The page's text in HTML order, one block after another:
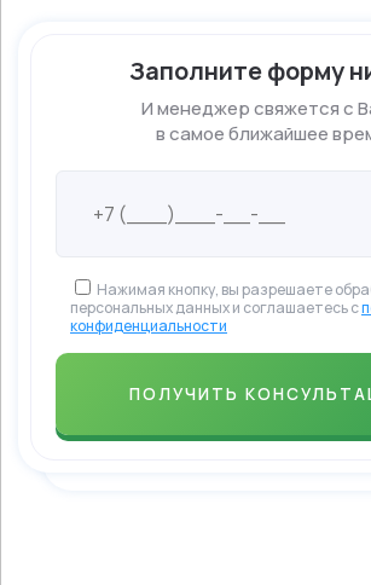
Заполните форму
И менеджер свяжется с
в самое ближайшее
Нажимая кнопку, вы разрешаете
персональных данных и соглашаетесь с
конфиденциальности